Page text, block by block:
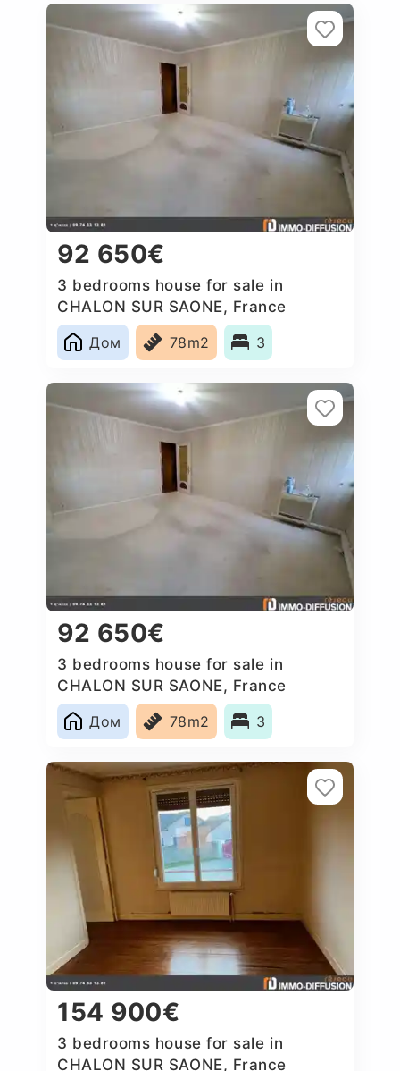
92 650€
3 bedrooms house for sale in
CHALON SUR SAONE, France
Дом
78m2 3
92 650€
3 bedrooms house for sale in
CHALON SUR SAONE, France
Дом
78m2 3
154 900€
3 bedrooms house for sale in
CHALON SUR SAONE, France